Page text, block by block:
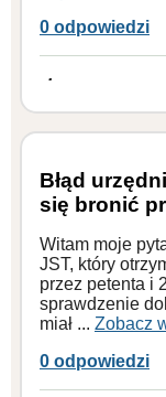
0 odpowiedzi
.
Błąd
się bronić
Witam moje
JST, który
przez petenta i
sprawdzenie
miał ... Zobacz
0 odpowiedzi